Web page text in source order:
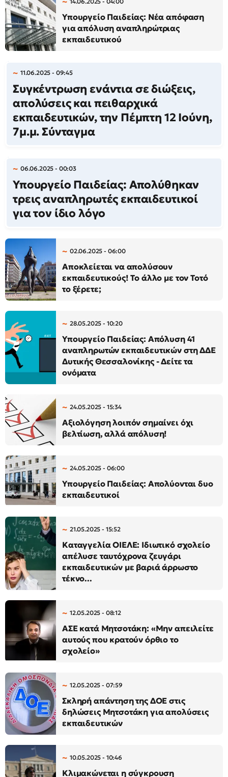
Υπουργείο Παιδείας: Νέα απόφαση
για απόλυση αναπληρώτριας
εκπαιδευτικού
11.06.2025 - 09:45
Συγκέντρωση ενάντια σε διώξεις,
απολύσεις και πειθαρχικά
εκπαιδευτικών, την Πέμπτη 12 Ιούνη,
7μ.μ. Σύνταγμα
06.06.2025 - 00:03
Υπουργείο Παιδείας: Απολύθηκαν
τρεις αναπληρωτές εκπαιδευτικοί
για τον ίδιο λόγο
02.06.2025 - 06:00
Αποκλείεται να απολύσουν
εκπαιδευτικούς! Το άλλο με τον Τοτό
το ξέρετε;
28.05.2025 - 10:20
Υπουργείο Παιδείας: Απόλυση 41
αναπληρωτών εκπαιδευτικών στη ΔΔΕ
Δυτικής Θεσσαλονίκης - Δείτε τα
ονόματα
24.05.2025 - 15:34
Αξιολόγηση λοιπόν σημαίνει όχι
βελτίωση, αλλά απόλυση!
24.05.2025 - 06:00
Υπουργείο Παιδείας: Απολύονται δυο
εκπαιδευτικοί
21.05.2025 - 15:52
Καταγγελία ΟΙΕΛΕ: Ιδιωτικό σχολείο
απέλυσε ταυτόχρονα ζευγάρι
εκπαιδευτικών με βαριά άρρωστο
τέκνο...
12.05.2025 - 08:12
ΑΣΕ κατά Μητσοτάκη: «Μην απειλείτε
αυτούς που κρατούν όρθιο το
σχολείο»
12.05.2025 - 07:59
Σκληρή απάντηση της ΔΟΕ στις
δηλώσεις Μητσοτάκη για απολύσεις
εκπαιδευτικών
10.05.2025 - 10:46
Κλιμακώνεται η σύγκρουση